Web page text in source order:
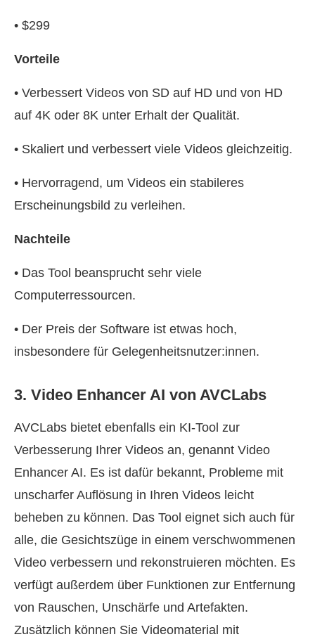
• $299
Vorteile
• Verbessert Videos von SD auf HD und von HD
auf 4K oder 8K unter Erhalt der Qualität.
• Skaliert und verbessert viele Videos gleichzeitig.
• Hervorragend, um Videos ein stabileres
Erscheinungsbild zu verleihen.
Nachteile
• Das Tool beansprucht sehr viele
Computerressourcen.
• Der Preis der Software ist etwas hoch,
insbesondere für Gelegenheitsnutzer:innen.
3. Video Enhancer AI von AVCLabs
AVCLabs bietet ebenfalls ein KI-Tool zur
Verbesserung Ihrer Videos an, genannt Video
Enhancer AI. Es ist dafür bekannt, Probleme mit
unscharfer Auflösung in Ihren Videos leicht
beheben zu können. Das Tool eignet sich auch für
alle, die Gesichtszüge in einem verschwommenen
Video verbessern und rekonstruieren möchten. Es
verfügt außerdem über Funktionen zur Entfernung
von Rauschen, Unschärfe und Artefakten.
Zusätzlich können Sie Videomaterial mit